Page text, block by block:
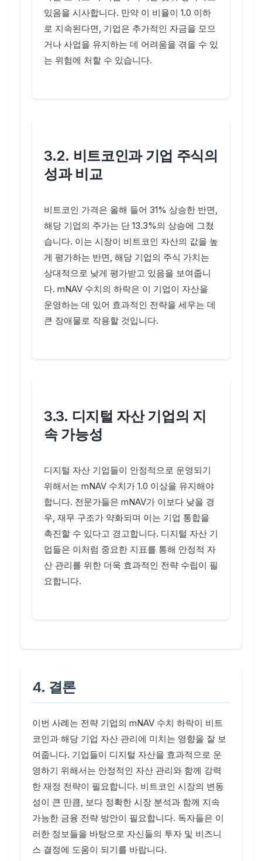
있음을 시사합니다. 만약 이 비율이 1.0 이하
로 지속된다면, 기업은 추가적인 자금을 모으
거나 사업을 유지하는 데 어려움을 겪을 수 있
는 위험에 처할 수 있습니다.
3.2. 비트코인과 기업 주식의
성과 비교
비트코인 가격은 올해 들어 31% 상승한 반면,
해당 기업의 주가는 단 13.3%의 상승에 그쳤
습니다. 이는 시장이 비트코인 자산의 값을 높
게 평가하는 반면, 해당 기업의 주식 가치는
상대적으로 낮게 평가받고 있음을 보여줍니
다. mNAV 수치의 하락은 이 기업이 자산을
운영하는 데 있어 효과적인 전략을 세우는 데
큰 장애물로 작용할 것입니다.
3.3. 디지털 자산 기업의 지
속 가능성
디지털 자산 기업들이 안정적으로 운영되기
위해서는 mNAV 수치가 1.0 이상을 유지해야
합니다. 전문가들은 mNAV가 이보다 낮을 경
우, 재무 구조가 약화되며 이는 기업 통합을
촉진할 수 있다고 경고합니다. 디지털 자산 기
업들은 이처럼 중요한 지표를 통해 안정적 자
산 관리를 위한 더욱 효과적인 전략 수립이 필
요합니다.
4. 결론
이번 사례는 전략 기업의 mNAV 수치 하락이 비트
코인과 해당 기업 자산 관리에 미치는 영향을 잘 보
여줍니다. 기업들이 디지털 자산을 효과적으로 운
영하기 위해서는 안정적인 자산 관리와 함께 강력
한 재정 전략이 필요합니다. 비트코인 시장의 변동
성이 큰 만큼, 보다 정확한 시장 분석과 함께 지속
가능한 금융 전략 방안이 필요합니다. 독자들은 이
러한 정보들을 바탕으로 자신들의 투자 및 비즈니
스 결정에 도움이 되기를 바랍니다.